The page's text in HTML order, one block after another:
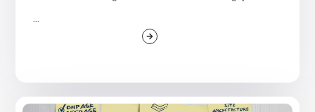
...